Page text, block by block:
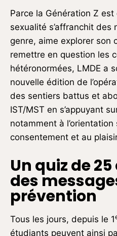
Parce la Génération Z
sexualité s’affranchit des
genre, aime explorer son
remettre en question les
hétéronormées, LMDE a
nouvelle édition de
des sentiers battus et
IST/MST en s’appuyant
notamment à l’orientation
consentement et au
Un quiz de
des
prévention
Tous les jours, depuis le 1
étudiants peuvent ainsi